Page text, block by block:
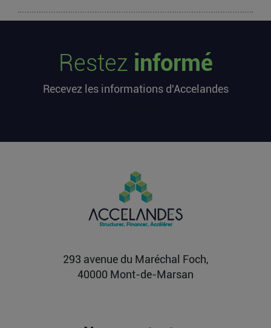
millions d’euros cette semaine
L’article Les startups françaises ont levé 113
premier sur...
chez OpenAI pour se soigner
L’article Après une pause de 3 mois, la Française
Fidji Simo quitte son poste chez OpenAI pour se
Restez informé
Recevez les informations d'Accelandes
293 avenue du Maréchal Foch,
40000 Mont-de-Marsan